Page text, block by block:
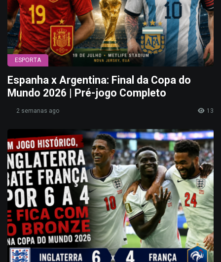
ESPORTA
Espanha x Argentina: Final da Copa do
Mundo 2026 | Pré-jogo Completo
2 semanas ago 13